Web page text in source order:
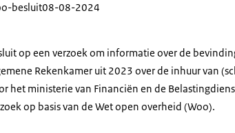
besluit08-08-2024
op een verzoek om informatie over de
Rekenkamer uit 2023 over de inhuur van
het ministerie van Financiën en de
op basis van de Wet open overheid (Woo).